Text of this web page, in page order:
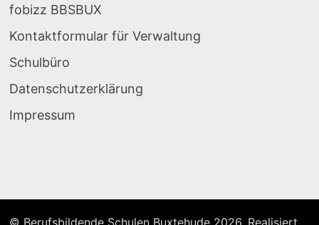
fobizz BBSBUX
Kontaktformular für Verwaltung
Schulbüro
Datenschutzerklärung
Impressum
© Berufsbildende Schulen Buxtehude 2026, Realisiert